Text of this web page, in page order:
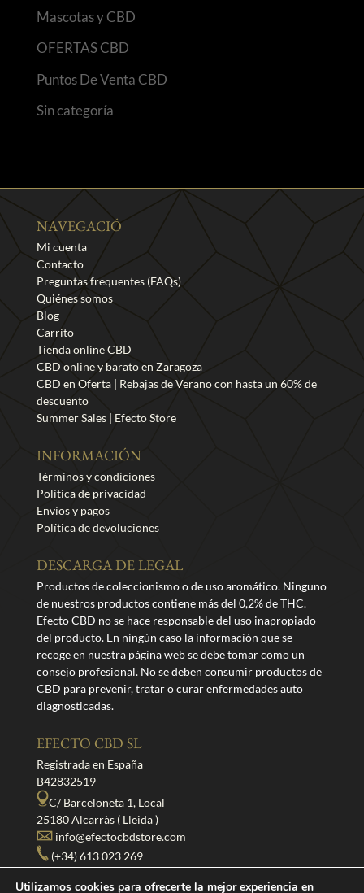
Mascotas y CBD
OFERTAS CBD
Puntos De Venta CBD
Sin categoría
NAVEGACIÓ
Mi cuenta
Contacto
Preguntas frequentes (FAQs)
Quiénes somos
Blog
Carrito
Tienda online CBD
CBD online y barato en Zaragoza
CBD en Oferta | Rebajas de Verano con hasta un 60% de
descuento
Summer Sales | Efecto Store
INFORMACIÓN
Términos y condiciones
Política de privacidad
Envíos y pagos
Política de devoluciones
DESCARGA DE LEGAL
Productos de coleccionismo o de uso aromático. Ninguno
de nuestros productos contiene más del 0,2% de THC.
Efecto CBD no se hace responsable del uso inapropiado
del producto. En ningún caso la información que se
recoge en nuestra página web se debe tomar como un
consejo profesional. No se deben consumir productos de
CBD para prevenir, tratar o curar enfermedades auto
diagnosticadas.
EFECTO CBD SL
Registrada en España
B42832519
C/ Barceloneta 1, Local
25180 Alcarràs ( Lleida )
info@efectocbdstore.com
(+34) 613 023 269
Utilizamos cookies para ofrecerte la mejor experiencia en